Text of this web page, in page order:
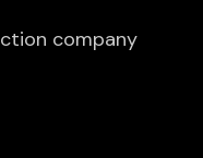
company